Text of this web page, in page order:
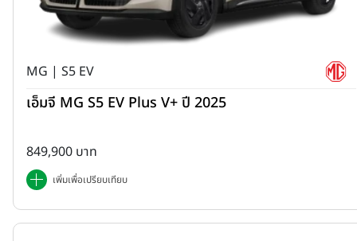
MG | S5 EV
เอ็มจี MG S5 EV Plus V+ ปี 2025
849,900 บาท
เพิ่มเพื่อเปรียบเทียบ